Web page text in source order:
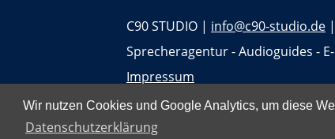
Wir nutzen Cookies und Google Analytics, um diese
Datenschutzerklärung
C90 STUDIO | info@c90-studio.de |
Sprecheragentur - Audioguides -
Impressum
Datenschutz
Jobs